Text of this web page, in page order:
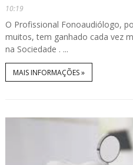
10:19
O Profissional Fonoaudiólogo,
muitos, tem ganhado cada vez
na Sociedade . ...
MAIS INFORMAÇÕES »